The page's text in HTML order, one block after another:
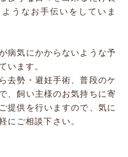
うなお手伝いをしていま
病気にかからないような予
います。
去勢・避妊手術、普段のケ
、飼い主様のお気持ちに寄
提供を行いますので、気に
にご相談下さい。